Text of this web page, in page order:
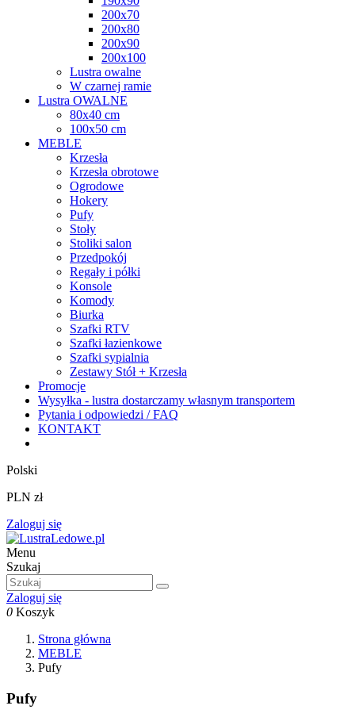
200x70
200x80
200x90
200x100
Lustra owalne
W czarnej ramie
Lustra OWALNE
80x40 cm
100x50 cm
MEBLE
Krzesła
Krzesła obrotowe
Ogrodowe
Hokery
Pufy
Stoły
Stoliki salon
Przedpokój
Regały i półki
Konsole
Komody
Biurka
Szafki RTV
Szafki łazienkowe
Szafki sypialnia
Zestawy Stół + Krzesła
Promocje
Wysyłka - lustra dostarczamy własnym transportem
Pytania i odpowiedzi / FAQ
KONTAKT
Polski
PLN zł
Zaloguj się
Menu
Szukaj
Zaloguj się
0 Koszyk
Strona główna
MEBLE
Pufy
Pufy